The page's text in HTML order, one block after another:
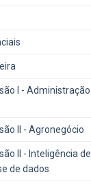
I - Administração
II - Agronegócio
II - Inteligência de
de dados